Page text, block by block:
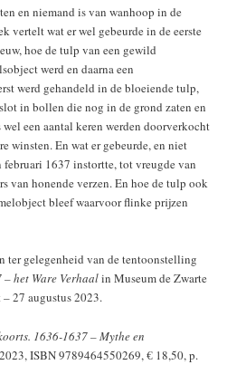
en niemand is van wanhoop in de
vertelt wat er wel gebeurde in de eerste
hoe de tulp van een gewild
werd en daarna een
werd gehandeld in de bloeiende tulp,
in bollen die nog in de grond zaten en
een aantal keren werden doorverkocht
winsten. En wat er gebeurde, en niet
februari 1637 instortte, tot vreugde van
van honende verzen. En hoe de tulp ook
bleef waarvoor flinke prijzen
ter gelegenheid van de tentoonstelling
het Ware Verhaalin Museum de Zwarte
27 augustus 2023.
1636-1637 – Mythe en
ISBN 9789464550269, € 18,50, p.